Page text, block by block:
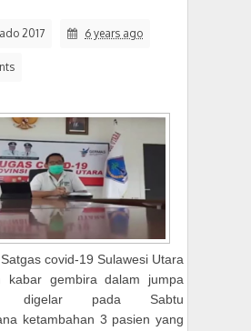
2017 6 years ago
covid-19 Sulawesi Utara
kabar gembira dalam jumpa
digelar pada Sabtu
ketambahan 3 pasien yang